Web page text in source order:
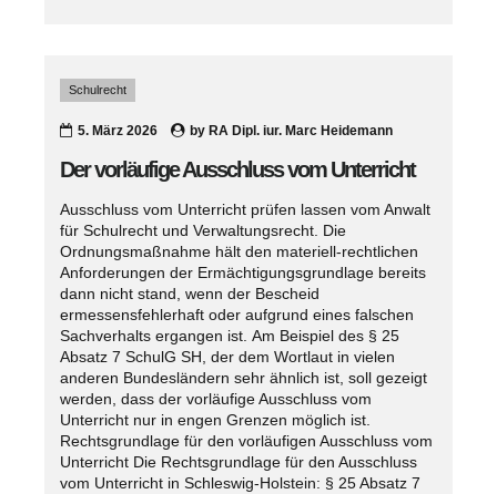
Schulrecht
5. März 2026 by RA Dipl. iur. Marc Heidemann
Der vorläufige Ausschluss vom Unterricht
Ausschluss vom Unterricht prüfen lassen vom Anwalt
für Schulrecht und Verwaltungsrecht. Die
Ordnungsmaßnahme hält den materiell-rechtlichen
Anforderungen der Ermächtigungsgrundlage bereits
dann nicht stand, wenn der Bescheid
ermessensfehlerhaft oder aufgrund eines falschen
Sachverhalts ergangen ist. Am Beispiel des § 25
Absatz 7 SchulG SH, der dem Wortlaut in vielen
anderen Bundesländern sehr ähnlich ist, soll gezeigt
werden, dass der vorläufige Ausschluss vom
Unterricht nur in engen Grenzen möglich ist.
Rechtsgrundlage für den vorläufigen Ausschluss vom
Unterricht Die Rechtsgrundlage für den Ausschluss
vom Unterricht in Schleswig-Holstein: § 25 Absatz 7